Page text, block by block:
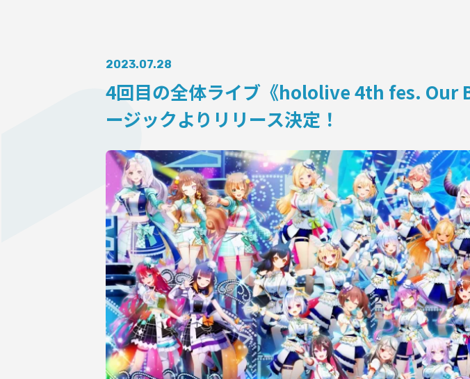
COLLABORATION
SUPPORT ADVERTISING
OFFICIAL SHOP
HOLODULE
会社概要
プライバシーポリシー
未成年の方々へのお願い
二次創作ガイドライン
よくある質問
サポーターガイドライン
2023.07.28
4回⽬の全体ライブ《hololive 4th fes. Our
ージックよりリリース決定！